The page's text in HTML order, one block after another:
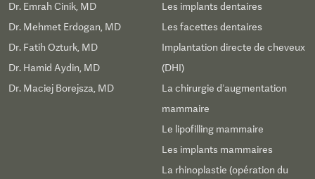
Dr. Emrah Cinik, MD
Dr. Mehmet Erdogan, MD
Dr. Fatih Ozturk, MD
Dr. Hamid Aydin, MD
Dr. Maciej Borejsza, MD
Les implants dentaires
Les facettes dentaires
Implantation directe de cheveux
(DHI)
La chirurgie d’augmentation
mammaire
Le lipofilling mammaire
Les implants mammaires
La rhinoplastie (opération du